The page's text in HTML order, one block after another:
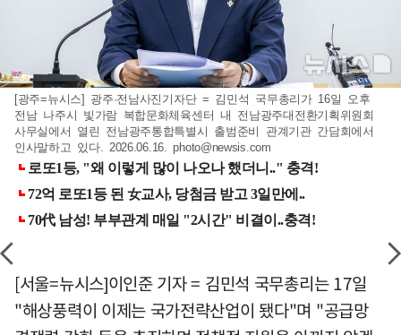
[광주=뉴시스] 광주·전남사진기자단 = 김민석 국무총리가 16일 오후
전남 나주시 빛가람 복합문화체육센터 내 전남광주대전환기획위원회
사무실에서 열린 전남광주통합특별시 출범준비 관계기관 간담회에서
인사말하고 있다. 2026.06.16.photo@newsis.com
[서울=뉴시스]이인준 기자 = 김민석 국무총리는 17일
"해상풍력이 이제는 국가전략산업이 됐다"며 "공급망